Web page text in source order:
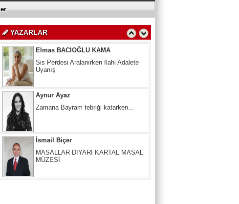
YAZARLAR
Sis Perdesi Aralanırken İlahi Adalete
Uyanış
Zamana Bayram tebriği katarken...
Mertcan KARACAN
ÇIKIŞ NERE, YOL NERESİ?